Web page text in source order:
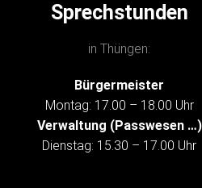
Sprechstunden
in Thüngen:
Bürgermeister
Montag: 17.00 – 18.00 Uhr
Verwaltung (Passwesen …)
Dienstag: 15.30 – 17.00 Uhr